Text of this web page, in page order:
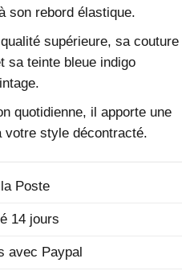
son rebord élastique.
supérieure, sa couture
sa teinte bleue indigo
quotidienne, il apporte une
style décontracté.
Poste
14 jours
avec Paypal